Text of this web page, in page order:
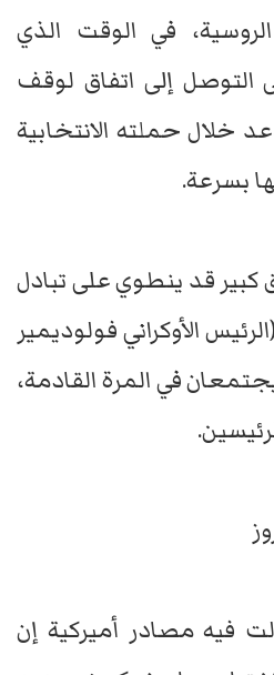
في الوقت الذي
إلى اتفاق لوقف
خلال حملته الانتخابية
كبير قد ينطوي على تبادل
الأوكراني فولوديمير
في المرة القادمة،
فيه مصادر أميركية إن